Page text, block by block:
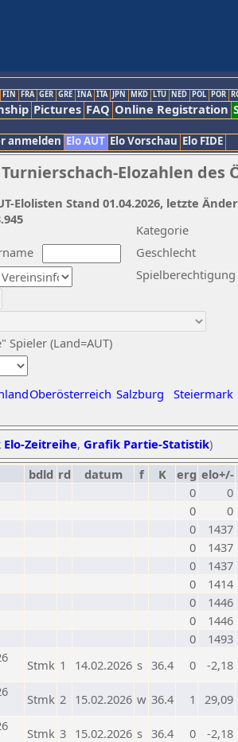
FIN FRA GER GRE INA ITA JPN MKD LTU NED POL POR
Pictures FAQ Online Registration
anmelden Elo AUT Elo Vorschau Elo FIDE
Elozahlen des
Kategorie
Geschlecht
Spieler (Land=AUT)
Spielberechtigung
Oberösterreich Salzburg Steiermark
Elolisten Stand 01.04.2026, letzte
Zeitreihe, Grafik Partie-Statistik)
bdld rd datum f K erg elo+/-
0
0
0
0
0
1437
0
1437
0
1437
0
1414
0
1446
0
1446
0
1493
Stmk 1 14.02.2026 s 36.4 0 -2,18
Stmk 2 15.02.2026 w 36.4 1 29,09
Stmk 3 15.02.2026 s 36.4 0 -2,18